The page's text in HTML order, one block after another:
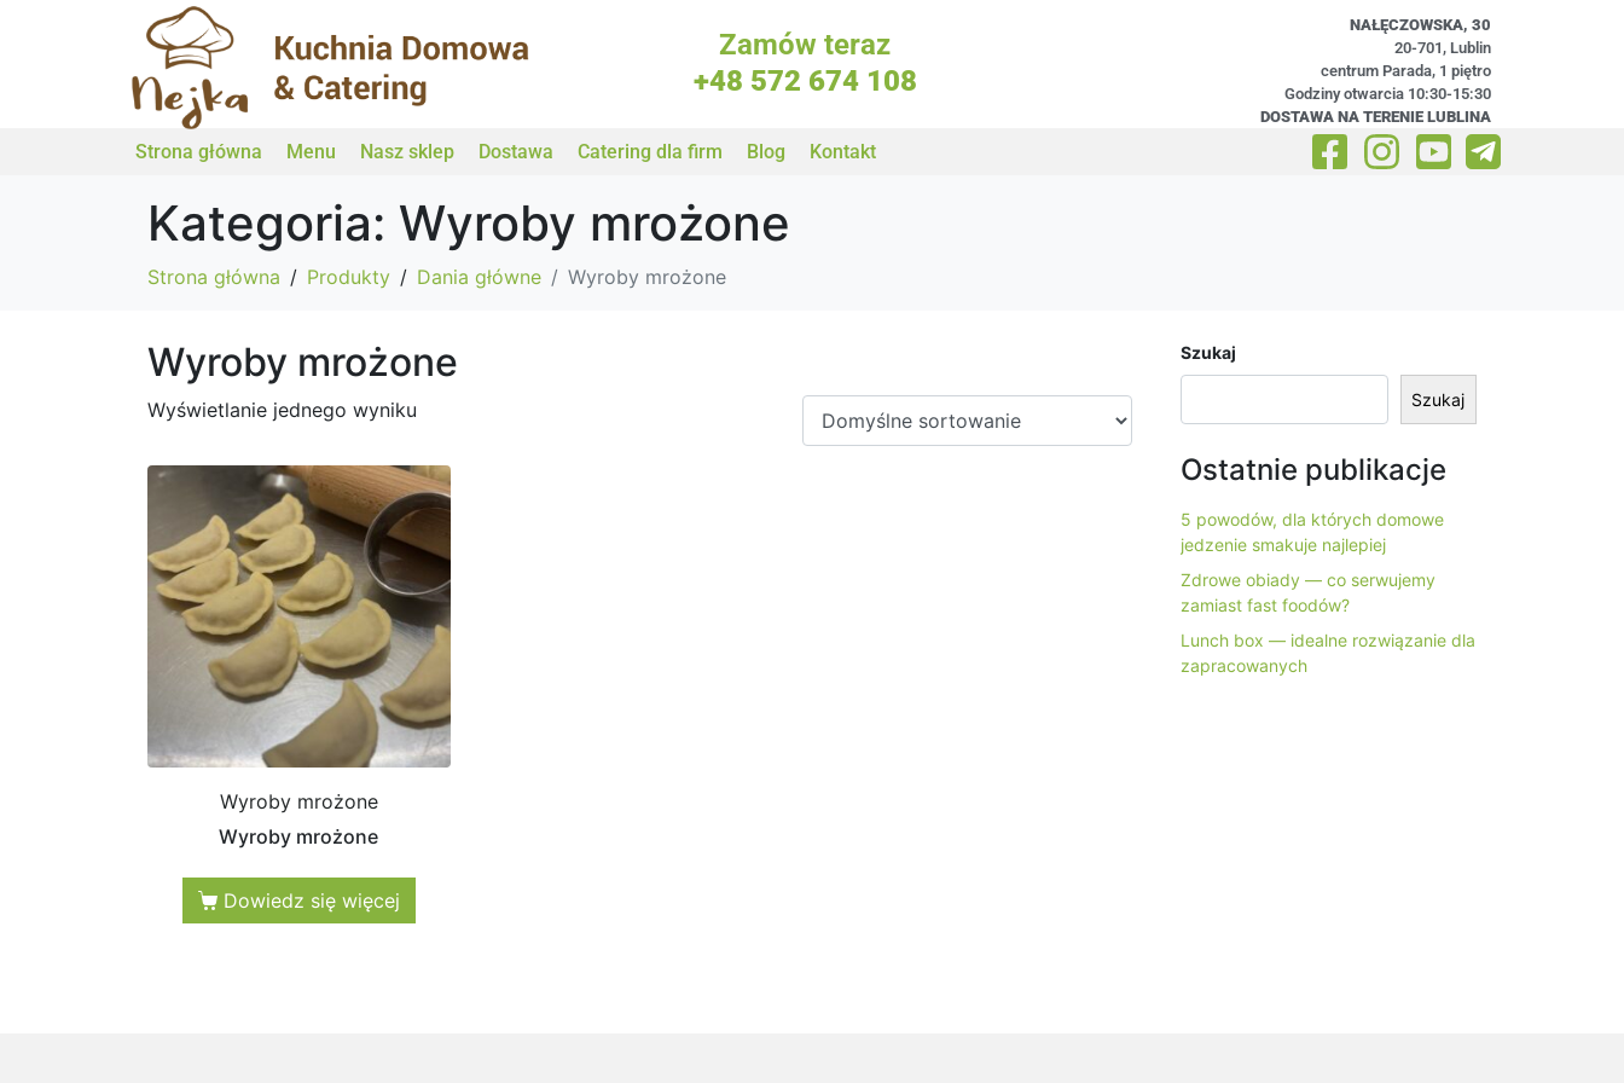
Zamów teraz
+48 572 674 108
NAŁĘCZOWSKA, 30
20-701, Lublin
centrum Parada, 1 piętro
Godziny otwarcia 10:30-15:30
DOSTAWA NA TERENIE LUBLINA
Strona główna Menu Nasz sklep Dostawa Catering dla firm Blog Kontakt
Kategoria: Wyroby mrożone
Strona główna Produkty Dania główne Wyroby mrożone
Wyroby mrożone
Wyświetlanie jednego wyniku
Wyroby mrożone
Wyroby mrożone
Dowiedz się więcej
Szukaj
Szukaj
Ostatnie publikacje
5 powodów, dla których domowe
jedzenie smakuje najlepiej
Zdrowe obiady — co serwujemy
zamiast fast foodów?
Lunch box — idealne rozwiązanie dla
zapracowanych